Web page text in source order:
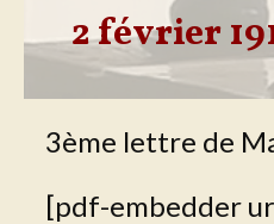
2 février
3ème lettre de
[pdf-embedder